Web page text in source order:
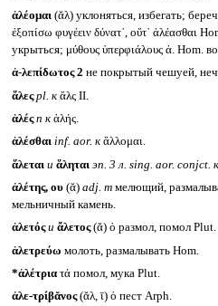
ἀλέομαι(ᾰλ) уклоняться, избегать;
ἐξοπίσω φυγέειν δύνατ᾽, οὔτ᾽ ἀλέασθαι
укрыться; μύθους ὑπερφιάλους ἀ. Hom.
ἀ-λεπίδωτος 2 не покрытый чешуей,
ἅλες pl. кἅλς II.
ἁλές n кἁλής.
ἁλέσθαι inf. aor. кἅλλομαι.
ἅλεται и ἅληται эп. 3 л. sing. aor. conjct. к
ἀλέτης, ου(ᾰ) adj. mмелющий,
мельничный камень.
ἀλετόςи ἄλετος(ᾰ) ὁ размол, помол Plut.
ἀλετρεύω молоть, размалывать Hom.
*ἀλέτρια τά помол, мука Plut.
ἀλε-τρίβᾰνος(ᾰλ, ῑ) ὁ пест Arph.